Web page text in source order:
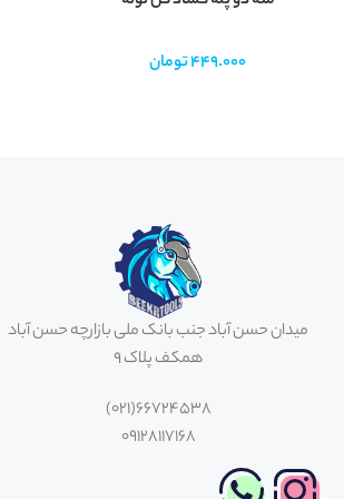
449.000تومان
میدان حسن آباد جنب بانک ملی بازارچه حسن آباد
همکف پلاک 9
66724538(021)
09128117168